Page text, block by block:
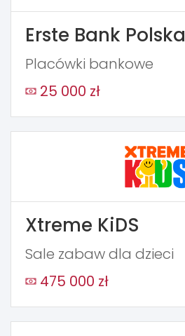
Erste Bank Polska
Placówki bankowe
25 000 zł
Xtreme KiDS
Sale zabaw dla dzieci
475 000 zł